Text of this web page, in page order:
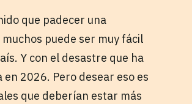
que padecer una
puede ser muy fácil
Y con el desastre que ha
2026. Pero desear eso es
que deberían estar más